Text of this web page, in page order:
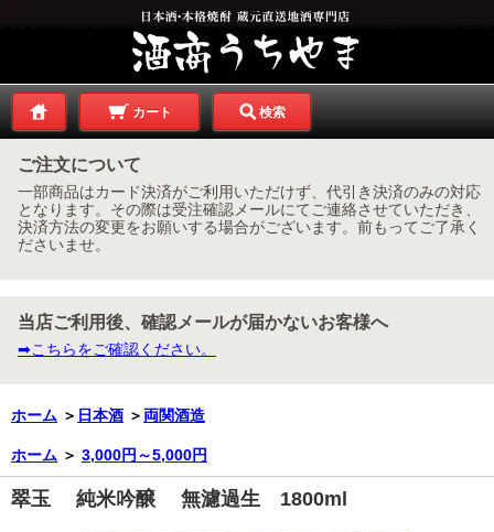
カート 検索
ご注文について
一部商品はカード決済がご利用いただけず、代引き決済のみの対応
となります。その際は受注確認メールにてご連絡させていただき、
決済方法の変更をお願いする場合がございます。前もってご了承く
ださいませ。
当店ご利用後、確認メールが届かないお客様へ
➡こちらをご確認ください。
ホーム ＞ 日本酒 ＞ 両関酒造
ホーム ＞ 3,000円～5,000円
翠玉 純米吟醸 無濾過生 1800ml